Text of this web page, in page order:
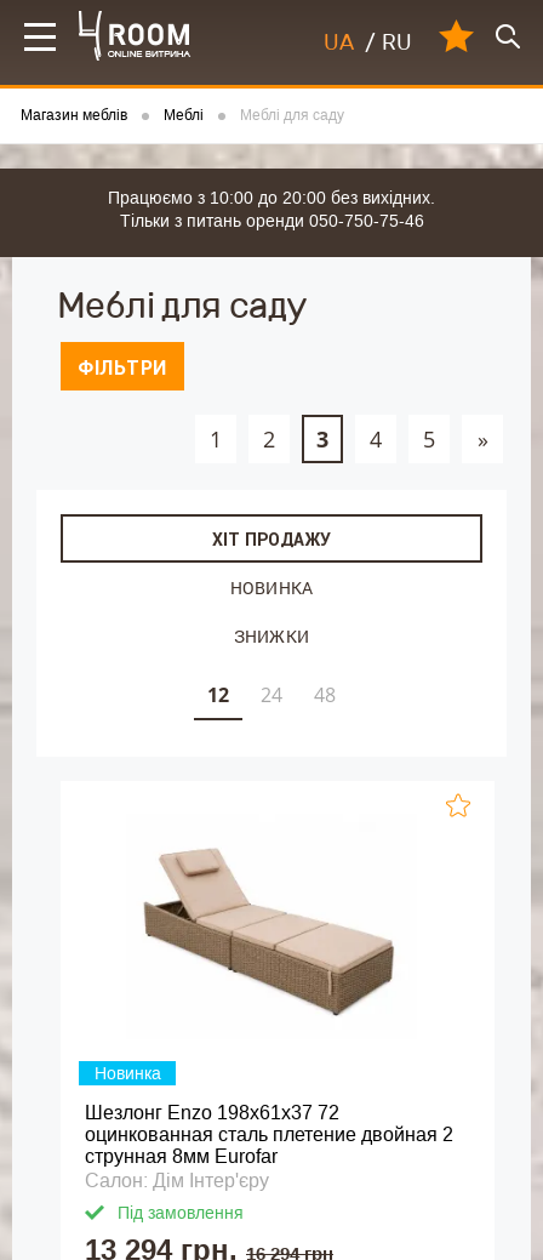
UA / RU
Магазин меблів Меблі Меблі для саду
Працюємо з 10:00 до 20:00 без вихідних.
Тільки з питань оренди 050-750-75-46
Меблі для саду
ФІЛЬТРИ
1 2 3 4 5 »
ХІТ ПРОДАЖУ
НОВИНКА
ЗНИЖКИ
12 24 48
Новинка
Шезлонг Enzo 198x61x37 72
оцинкованная сталь плетение двойная 2
струнная 8мм Eurofar
Салон: Дім Інтер'єру
Під замовлення
13 294 грн. 16 294 грн